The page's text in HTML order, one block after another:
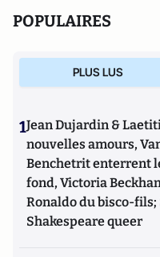
POPULAIRES
PLUS LUS
1Jean Dujardin &
nouvelles amours,
Benchetrit enterrent
fond, Victoria
Ronaldo du bisco-
Shakespeare queer